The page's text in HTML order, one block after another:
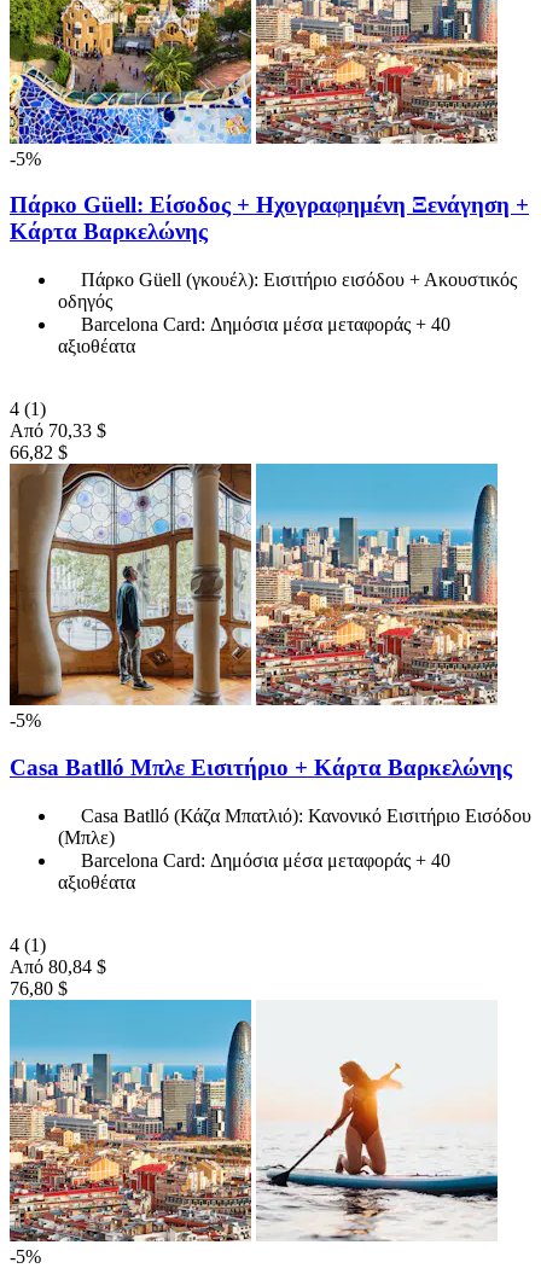
-5%
Πάρκο Güell: Είσοδος + Ηχογραφημένη Ξενάγηση +
Κάρτα Βαρκελώνης
Πάρκο Güell (γκουέλ): Εισιτήριο εισόδου + Ακουστικός
οδηγός
Barcelona Card: Δημόσια μέσα μεταφοράς + 40
αξιοθέατα
4 (1)
Από 70,33 $
66,82 $
-5%
Casa Batlló Μπλε Εισιτήριο + Κάρτα Βαρκελώνης
Casa Batlló (Κάζα Μπατλιό): Κανονικό Εισιτήριο Εισόδου
(Μπλε)
Barcelona Card: Δημόσια μέσα μεταφοράς + 40
αξιοθέατα
4 (1)
Από 80,84 $
76,80 $
-5%